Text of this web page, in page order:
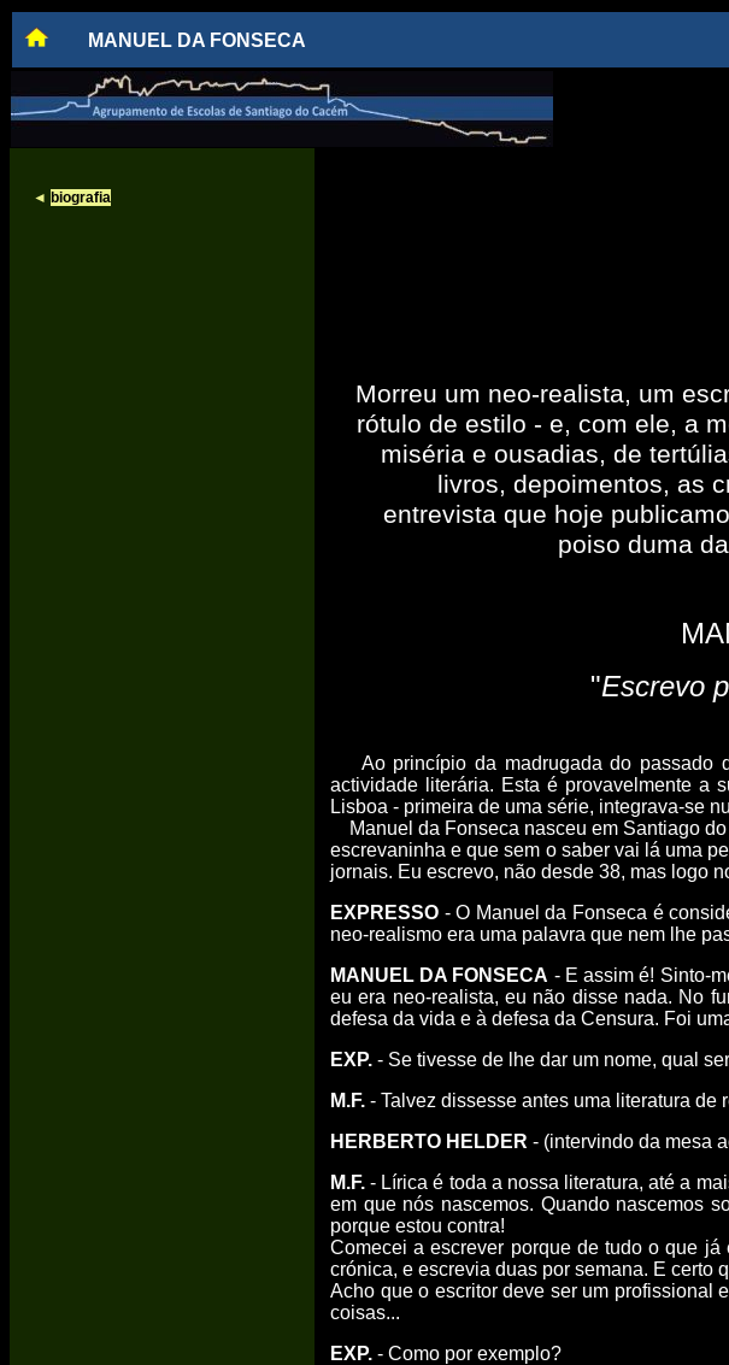
MANUEL DA FONSECA
◄ biografia
Morreu um neo-realista, um
rótulo de estilo - e, com ele, a
miséria e ousadias, de
livros, depoimentos, as
entrevista que hoje
poiso duma
"Escrevo
Ao princípio da madrugada do passado
actividade literária. Esta é provavelmente a
Lisboa - primeira de uma série, integrava-se
Manuel da Fonseca nasceu em Santiago do
escrevaninha e que sem o saber vai lá uma
jornais. Eu escrevo, não desde 38, mas logo
EXPRESSO - O Manuel da Fonseca é
neo-realismo era uma palavra que nem lhe
MANUEL DA FONSECA - E assim é! Sinto-
eu era neo-realista, eu não disse nada. No
defesa da vida e à defesa da Censura. Foi
EXP. - Se tivesse de lhe dar um nome, qual
M.F. - Talvez dissesse antes uma literatura de
HERBERTO HELDER - (intervindo da mesa
M.F. - Lírica é toda a nossa literatura, até a
em que nós nascemos. Quando nascemos
porque estou contra!
Comecei a escrever porque de tudo o que
crónica, e escrevia duas por semana. E certo
Acho que o escritor deve ser um profissional
coisas...
EXP. - Como por exemplo?